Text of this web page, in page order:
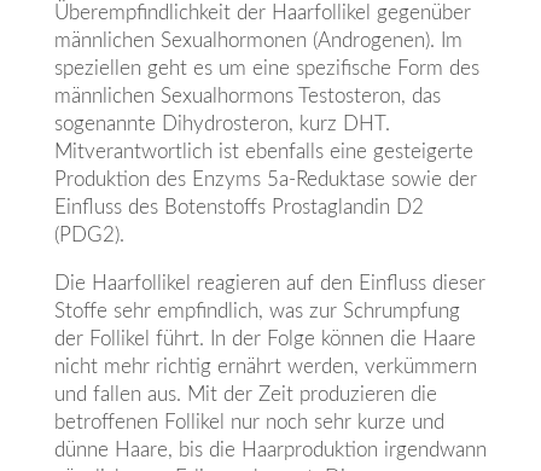
Überempfindlichkeit der Haarfollikel gegenüber
männlichen Sexualhormonen (Androgenen). Im
speziellen geht es um eine spezifische Form des
männlichen Sexualhormons Testosteron, das
sogenannte Dihydrosteron, kurz DHT.
Mitverantwortlich ist ebenfalls eine gesteigerte
Produktion des Enzyms 5a-Reduktase sowie der
Einfluss des Botenstoffs Prostaglandin D2
(PDG2).
Die Haarfollikel reagieren auf den Einfluss dieser
Stoffe sehr empfindlich, was zur Schrumpfung
der Follikel führt. In der Folge können die Haare
nicht mehr richtig ernährt werden, verkümmern
und fallen aus. Mit der Zeit produzieren die
betroffenen Follikel nur noch sehr kurze und
dünne Haare, bis die Haarproduktion irgendwann